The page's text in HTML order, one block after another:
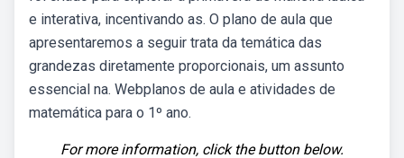
e interativa, incentivando as. O plano de aula que
apresentaremos a seguir trata da temática das
grandezas diretamente proporcionais, um assunto
essencial na. Webplanos de aula e atividades de
matemática para o 1º ano.
For more information, click the button below.